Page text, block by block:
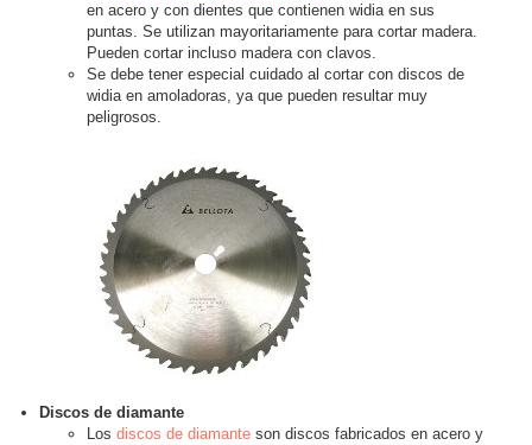
en acero y con dientes que contienen widia en sus
puntas. Se utilizan mayoritariamente para cortar madera.
Pueden cortar incluso madera con clavos.
Se debe tener especial cuidado al cortar con discos de
widia en amoladoras, ya que pueden resultar muy
peligrosos.
Discos de diamante
Losdiscos de diamante son discos fabricados en acero y